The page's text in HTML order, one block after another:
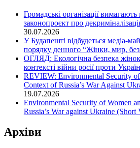
Громадські організації
законопроєкт про
30.07.2026
У Будапешті відбудеться медіа-
порядку денного “Жінки, мир,
ОГЛЯД: Екологічна безпека жінок
контексті війни росії проти
REVIEW: Environmental Security
Context of Russia’s War Against
19.07.2026
Environmental Security of Women
Russia’s War against Ukraine (Short
Архіви